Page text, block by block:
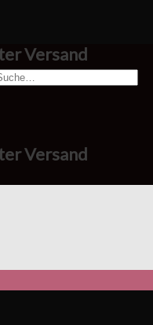
Versand
Versand